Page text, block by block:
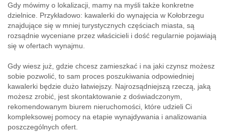
Gdy mówimy o lokalizacji, mamy na myśli także konkretne
dzielnice. Przykładowo: kawalerki do wynajęcia w Kołobrzegu
znajdujące się w mniej turystycznych częściach miasta, są
rozsądnie wyceniane przez właścicieli i dość regularnie pojawiają
się w ofertach wynajmu.
Gdy wiesz już, gdzie chcesz zamieszkać i na jaki czynsz możesz
sobie pozwolić, to sam proces poszukiwania odpowiedniej
kawalerki będzie dużo łatwiejszy. Najrozsądniejszą rzeczą, jaką
możesz zrobić, jest skontaktowanie z doświadczonym,
rekomendowanym biurem nieruchomości, które udzieli Ci
kompleksowej pomocy na etapie wynajdywania i analizowania
poszczególnych ofert.